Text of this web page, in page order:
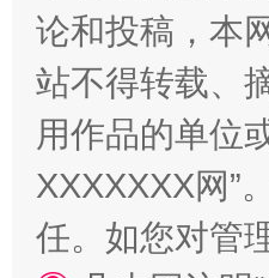
国家大学科技园优化
论和投稿，本
站不得转载、
用作品的单位
XXXXXXX网”
任。如您对管